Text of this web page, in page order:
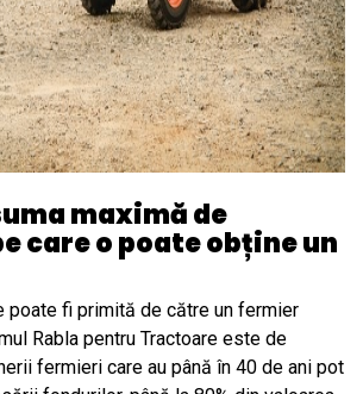
maximă de
care o poate obține un
poate fi primită de către un fermier
Rabla pentru Tractoare este de
fermieri care au până în 40 de ani pot